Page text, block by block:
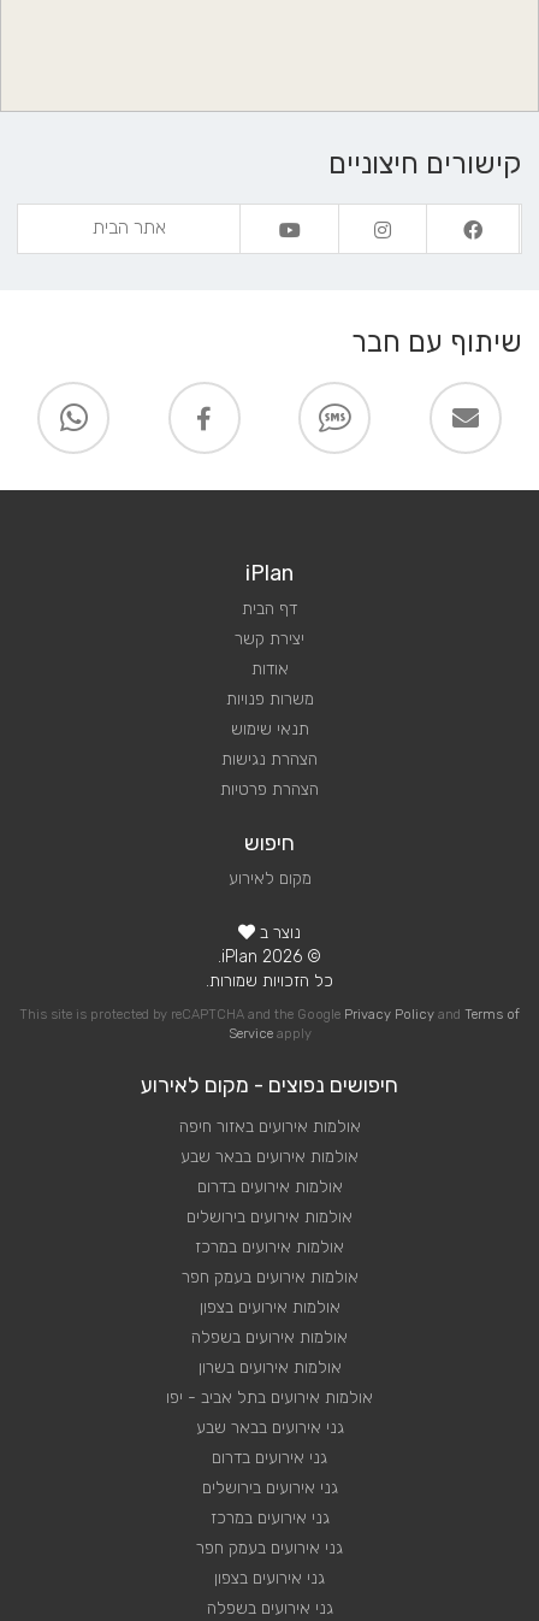
קישורים חיצוניים
אתר הבית
שיתוף עם חבר
iPlan
דף הבית
יצירת קשר
אודות
משרות פנויות
תנאי שימוש
הצהרת נגישות
הצהרת פרטיות
חיפוש
מקום לאירוע
נוצר ב
© 2026 iPlan.
כל הזכויות שמורות.
This site is protected by reCAPTCHA and the Google Privacy Policy and Terms of
Serviceapply
חיפושים נפוצים - מקום לאירוע
אולמות אירועים באזור חיפה
אולמות אירועים בבאר שבע
אולמות אירועים בדרום
אולמות אירועים בירושלים
אולמות אירועים במרכז
אולמות אירועים בעמק חפר
אולמות אירועים בצפון
אולמות אירועים בשפלה
אולמות אירועים בשרון
אולמות אירועים בתל אביב - יפו
גני אירועים בבאר שבע
גני אירועים בדרום
גני אירועים בירושלים
גני אירועים במרכז
גני אירועים בעמק חפר
גני אירועים בצפון
גני אירועים בשפלה